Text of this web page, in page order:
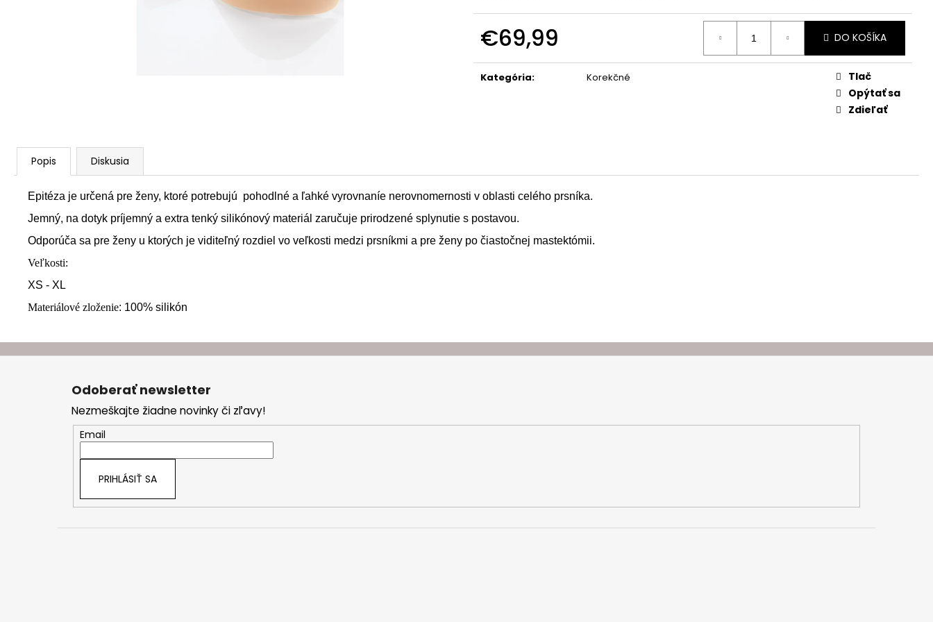
€69,99
cena:
DO KOŠÍKA
Kategória: Korekčné
Tlač
Opýtať sa
Zdieľať
Popis Diskusia
Epitéza je určená pre ženy, ktoré potrebujú pohodlné a ľahké vyrovnaníe nerovnomernosti v oblasti celého prsníka.
Jemný, na dotyk príjemný a extra tenký silikónový materiál zaručuje prirodzené splynutie s postavou.
Odporúča sa pre ženy u ktorých je viditeľný rozdiel vo veľkosti medzi prsníkmi a pre ženy po čiastočnej mastektómii.
Veľkosti:
XS - XL
Materiálové zloženie: 100% silikón
Z
Odoberať newsletter
Nezmeškajte žiadne novinky či zľavy!
Email
PRIHLÁSIŤ SA